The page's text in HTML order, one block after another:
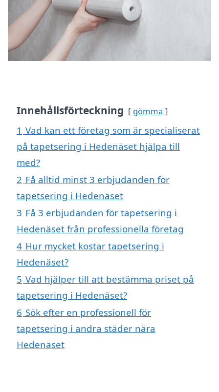
Innehållsförteckning gömma
1 Vad kan ett företag som är specialiserat
på tapetsering i Hedenäset hjälpa till
med?
2 Få alltid minst 3 erbjudanden för
tapetsering i Hedenäset
3 Få 3 erbjudanden för tapetsering i
Hedenäset från professionella företag
4 Hur mycket kostar tapetsering i
Hedenäset?
5 Vad hjälper till att bestämma priset på
tapetsering i Hedenäset?
6 Sök efter en professionell för
tapetsering i andra städer nära
Hedenäset